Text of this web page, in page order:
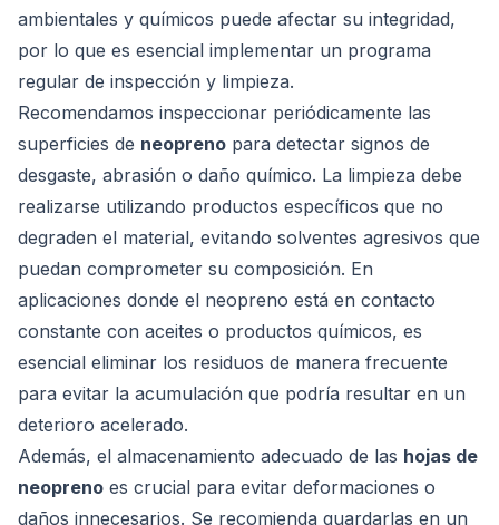
ambientales y químicos puede afectar su integridad,
por lo que es esencial implementar un programa
regular de inspección y limpieza.
Recomendamos inspeccionar periódicamente las
superficies de neopreno para detectar signos de
desgaste, abrasión o daño químico. La limpieza debe
realizarse utilizando productos específicos que no
degraden el material, evitando solventes agresivos que
puedan comprometer su composición. En
aplicaciones donde el neopreno está en contacto
constante con aceites o productos químicos, es
esencial eliminar los residuos de manera frecuente
para evitar la acumulación que podría resultar en un
deterioro acelerado.
Además, el almacenamiento adecuado de las hojas de
neopreno es crucial para evitar deformaciones o
daños innecesarios. Se recomienda guardarlas en un